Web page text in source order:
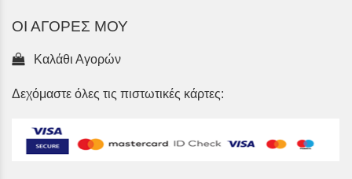
ΟΙ ΑΓΟΡΕΣ ΜΟΥ
Καλάθι Αγορών
Δεχόμαστε όλες τις πιστωτικές κάρτες: